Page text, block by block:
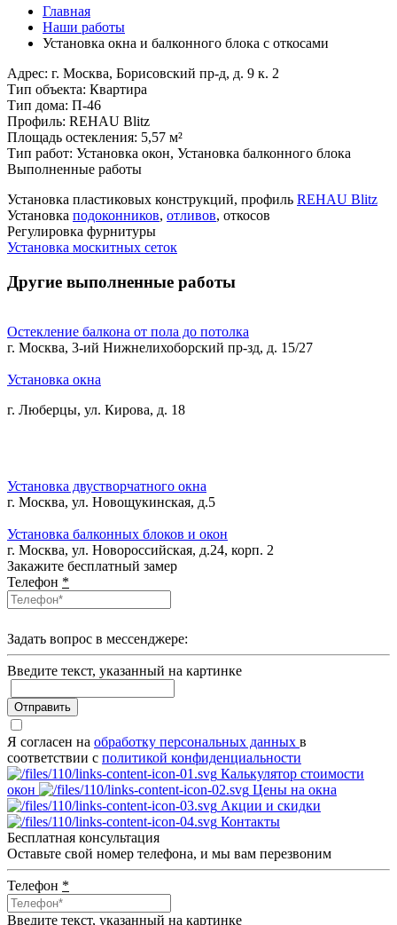
Главная
Наши работы
Установка окна и балконного блока с откосами
Адрес: г. Москва, Борисовский пр-д, д. 9 к. 2
Тип объекта: Квартира
Тип дома: П-46
Профиль: REHAU Blitz
Площадь остекления: 5,57 м²
Тип работ: Установка окон, Установка балконного блока
Выполненные работы
Установка пластиковых конструкций, профиль REHAU Blitz
Установка подоконников, отливов, откосов
Регулировка фурнитуры
Установка москитных сеток
Другие выполненные работы
Остекление балкона от пола до потолка
г. Москва, 3-ий Нижнелихоборский пр-зд, д. 15/27
Установка окна
г. Люберцы, ул. Кирова, д. 18
Установка двустворчатного окна
г. Москва, ул. Новощукинская, д.5
Установка балконных блоков и окон
г. Москва, ул. Новороссийская, д.24, корп. 2
Закажите бесплатный замер
Телефон *
Задать вопрос в мессенджере:
Введите текcт, указанный на картинке
Отправить
Я согласен на обработку персональных данных в
соответствии с политикой конфиденциальности
Калькулятор стоимости
окон
Цены на окна
Акции и скидки
Контакты
Бесплатная консультация
Оставьте свой номер телефона, и мы вам перезвоним
Телефон *
Введите текcт, указанный на картинке